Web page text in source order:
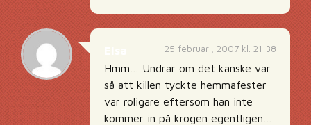
25 februari, 2007 kl. 21:38
Hmm… Undrar om det kanske var
så att killen tyckte hemmafester
var roligare eftersom han inte
kommer in på krogen egentligen…